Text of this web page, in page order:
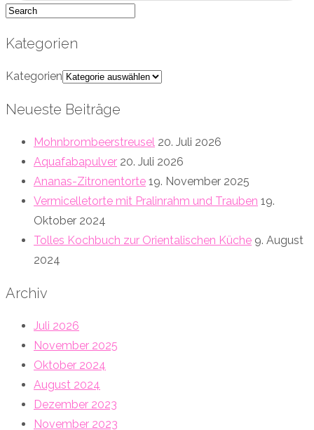
Kategorien
Kategorien
Neueste Beiträge
Mohnbrombeerstreusel 20. Juli 2026
Aquafabapulver 20. Juli 2026
Ananas-Zitronentorte 19. November 2025
Vermicelletorte mit Pralinrahm und Trauben 19.
Oktober 2024
Tolles Kochbuch zur Orientalischen Küche 9. August
2024
Archiv
Juli 2026
November 2025
Oktober 2024
August 2024
Dezember 2023
November 2023